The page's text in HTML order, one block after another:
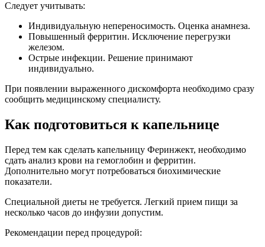
Следует учитывать:
Индивидуальную непереносимость. Оценка анамнеза.
Повышенный ферритин. Исключение перегрузки
железом.
Острые инфекции. Решение принимают
индивидуально.
При появлении выраженного дискомфорта необходимо сразу
сообщить медицинскому специалисту.
Как подготовиться к капельнице
Перед тем как сделать капельницу Феринжект, необходимо
сдать анализ крови на гемоглобин и ферритин.
Дополнительно могут потребоваться биохимические
показатели.
Специальной диеты не требуется. Легкий прием пищи за
несколько часов до инфузии допустим.
Рекомендации перед процедурой: